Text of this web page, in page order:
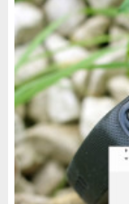
Předplatné a
v ceně. Bude
v budoucnu i